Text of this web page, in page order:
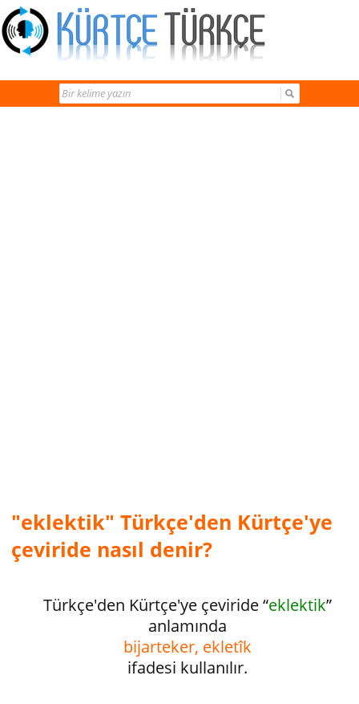
"eklektik" Türkçe'den Kürtçe'ye
çeviride nasıl denir?
Türkçe'den Kürtçe'ye çeviride “eklektik”
anlamında
bijarteker, ekletîk
ifadesi kullanılır.